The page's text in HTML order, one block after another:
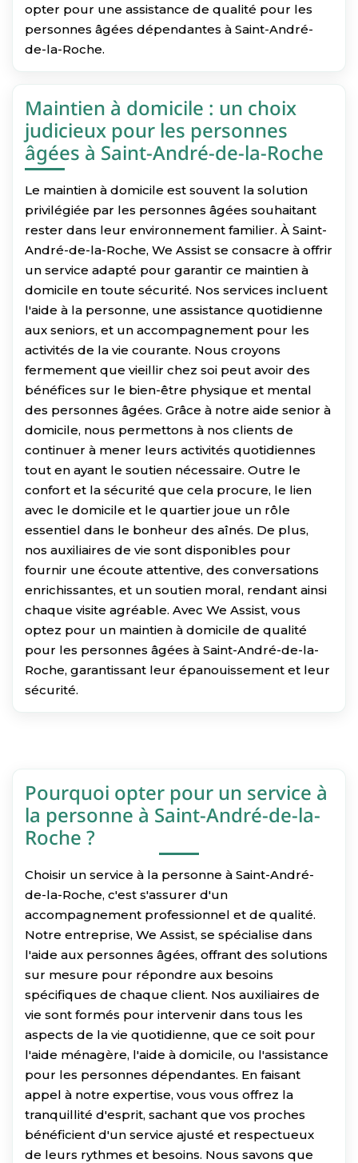
opter pour une assistance de qualité pour les
personnes âgées dépendantes à Saint-André-
de-la-Roche.
Maintien à domicile : un choix
judicieux pour les personnes
âgées à Saint-André-de-la-Roche
Le maintien à domicile est souvent la solution
privilégiée par les personnes âgées souhaitant
rester dans leur environnement familier. À Saint-
André-de-la-Roche, We Assist se consacre à offrir
un service adapté pour garantir ce maintien à
domicile en toute sécurité. Nos services incluent
l'aide à la personne, une assistance quotidienne
aux seniors, et un accompagnement pour les
activités de la vie courante. Nous croyons
fermement que vieillir chez soi peut avoir des
bénéfices sur le bien-être physique et mental
des personnes âgées. Grâce à notre aide senior à
domicile, nous permettons à nos clients de
continuer à mener leurs activités quotidiennes
tout en ayant le soutien nécessaire. Outre le
confort et la sécurité que cela procure, le lien
avec le domicile et le quartier joue un rôle
essentiel dans le bonheur des aînés. De plus,
nos auxiliaires de vie sont disponibles pour
fournir une écoute attentive, des conversations
enrichissantes, et un soutien moral, rendant ainsi
chaque visite agréable. Avec We Assist, vous
optez pour un maintien à domicile de qualité
pour les personnes âgées à Saint-André-de-la-
Roche, garantissant leur épanouissement et leur
sécurité.
Pourquoi opter pour un service à
la personne à Saint-André-de-la-
Roche ?
Choisir un service à la personne à Saint-André-
de-la-Roche, c'est s'assurer d'un
accompagnement professionnel et de qualité.
Notre entreprise, We Assist, se spécialise dans
l'aide aux personnes âgées, offrant des solutions
sur mesure pour répondre aux besoins
spécifiques de chaque client. Nos auxiliaires de
vie sont formés pour intervenir dans tous les
aspects de la vie quotidienne, que ce soit pour
l'aide ménagère, l'aide à domicile, ou l'assistance
pour les personnes dépendantes. En faisant
appel à notre expertise, vous vous offrez la
tranquillité d'esprit, sachant que vos proches
bénéficient d'un service ajusté et respectueux
de leurs rythmes et besoins. Nous savons que